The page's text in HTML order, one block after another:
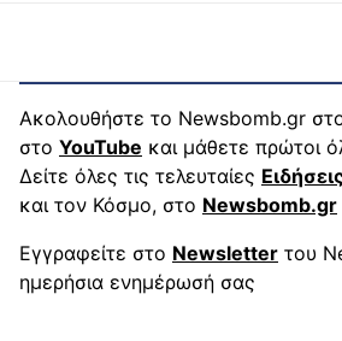
Ακολουθήστε το Newsbomb.gr
στο YouTube και μάθετε πρώτοι
Δείτε όλες τις τελευταίες
και τον Κόσμο, στο Newsbomb.gr
Εγγραφείτε στο Newsletter του
ημερήσια ενημέρωσή σας